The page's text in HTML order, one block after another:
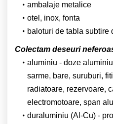
ambalaje metalice
otel, inox, fonta
baloturi de tabla subtire
Colectam deseuri
aluminiu - doze
sarme, bare, suruburi,
radiatoare, rezervoare,
electromotoare, span
duraluminiu (Al-Cu) -